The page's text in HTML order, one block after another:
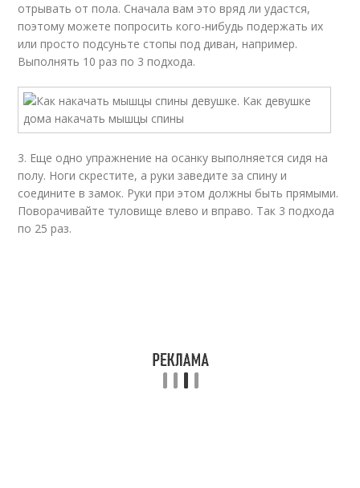
отрывать от пола. Сначала вам это вряд ли удастся,
поэтому можете попросить кого-нибудь подержать их
или просто подсуньте стопы под диван, например.
Выполнять 10 раз по 3 подхода.
3. Еще одно упражнение на осанку выполняется сидя на
полу. Ноги скрестите, а руки заведите за спину и
соедините в замок. Руки при этом должны быть прямыми.
Поворачивайте туловище влево и вправо. Так 3 подхода
по 25 раз.